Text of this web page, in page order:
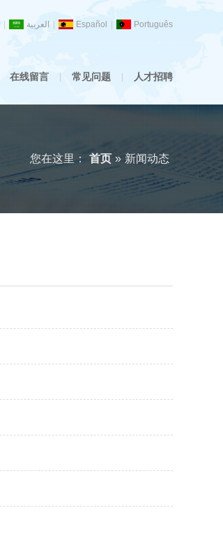
العربية Español Português
在线留言 常见问题 人才招聘
您在这里： 首页 » 新闻动态